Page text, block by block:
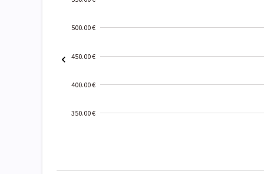
500.00 €
450.00 €
400.00 €
350.00 €
01-02